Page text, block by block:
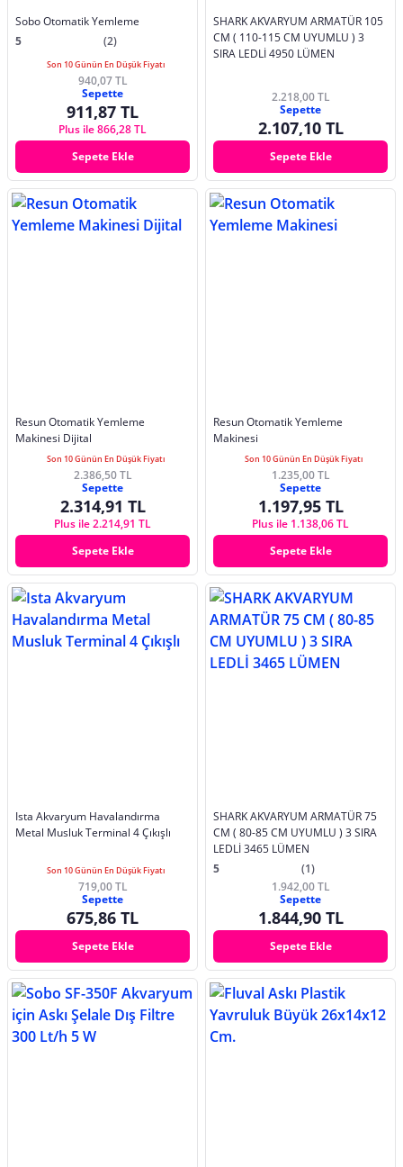
Sobo Otomatik Yemleme
5
(2)
Son 10 Günün En Düşük Fiyatı
940,07 TL
Sepette
911,87 TL
Plus ile 866,28 TL
Sepete Ekle
SHARK AKVARYUM ARMATÜR 105
CM ( 110-115 CM UYUMLU ) 3
SIRA LEDLİ 4950 LÜMEN
2.218,00 TL
Sepette
2.107,10 TL
Sepete Ekle
Resun Otomatik Yemleme
Makinesi Dijital
Son 10 Günün En Düşük Fiyatı
2.386,50 TL
Sepette
2.314,91 TL
Plus ile 2.214,91 TL
Sepete Ekle
Resun Otomatik Yemleme
Makinesi
Son 10 Günün En Düşük Fiyatı
1.235,00 TL
Sepette
1.197,95 TL
Plus ile 1.138,06 TL
Sepete Ekle
Ista Akvaryum Havalandırma
Metal Musluk Terminal 4 Çıkışlı
Son 10 Günün En Düşük Fiyatı
719,00 TL
Sepette
675,86 TL
Sepete Ekle
SHARK AKVARYUM ARMATÜR 75
CM ( 80-85 CM UYUMLU ) 3 SIRA
LEDLİ 3465 LÜMEN
5
(1)
1.942,00 TL
Sepette
1.844,90 TL
Sepete Ekle